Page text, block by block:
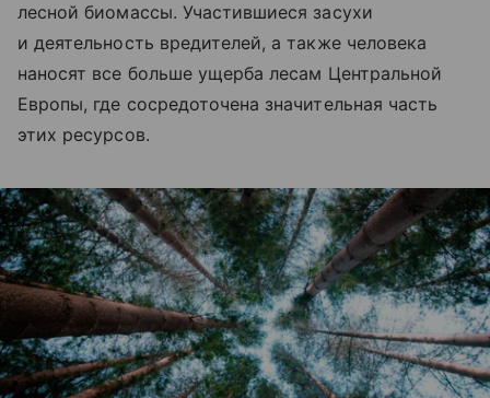
лесной биомассы. Участившиеся засухи
и деятельность вредителей, а также человека
наносят все больше ущерба лесам Центральной
Европы, где сосредоточена значительная часть
этих ресурсов.